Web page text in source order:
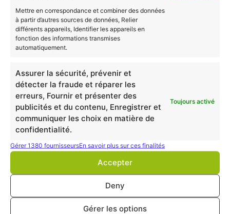
Mettre en correspondance et combiner des données
à partir d’autres sources de données, Relier
différents appareils, Identifier les appareils en
fonction des informations transmises
automatiquement.
Assurer la sécurité, prévenir et
détecter la fraude et réparer les
erreurs, Fournir et présenter des
publicités et du contenu, Enregistrer et
communiquer les choix en matière de
confidentialité.
Toujours activé
Gérer 1380 fournisseursEn savoir plus sur ces finalités
Accepter
Deny
Gérer les options
VAE BAC Pro Traitement Des Surfaces